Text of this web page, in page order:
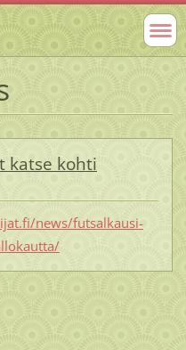
katse kohti
news/futsalkausi-